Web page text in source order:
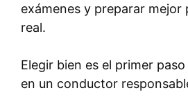
exámenes y preparar mejor
real.
Elegir bien es el primer
en un conductor